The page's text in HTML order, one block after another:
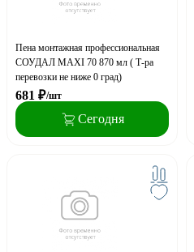
Пена монтажная профессиональная
СОУДАЛ MAXI 70 870 мл ( Т-ра
перевозки не ниже 0 град)
681 ₽/шт
Сегодня